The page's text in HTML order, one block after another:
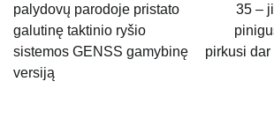
įrašų
palydovų parodoje pristato
galutinę taktinio ryšio
sistemos GENSS gamybinę
versiją
35 –
pirkusi dar